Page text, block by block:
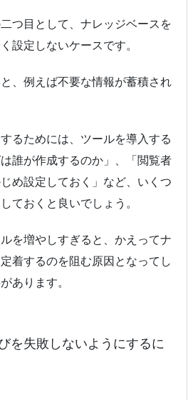
つ目として、ナレッジベースを
設定しないケースです。
、例えば不要な情報が蓄積され
るためには、ツールを導入する
誰が作成するのか」、「閲覧者
め設定しておく」など、いくつ
ておくと良いでしょう。
を増やしすぎると、かえってナ
着するのを阻む原因となってし
あります。
を失敗しないようにするに